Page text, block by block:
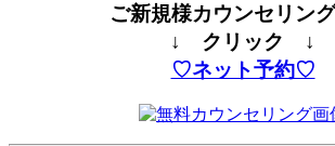
ご新規様カウンセリン
↓ クリック ↓
♡ネット予約♡